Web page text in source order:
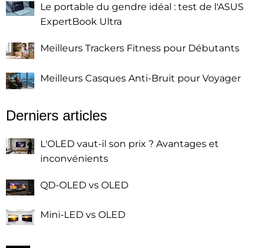
Le portable du gendre idéal : test de l'ASUS
ExpertBook Ultra
Meilleurs Trackers Fitness pour Débutants
Meilleurs Casques Anti-Bruit pour Voyager
Derniers articles
L'OLED vaut-il son prix ? Avantages et
inconvénients
QD-OLED vs OLED
Mini-LED vs OLED